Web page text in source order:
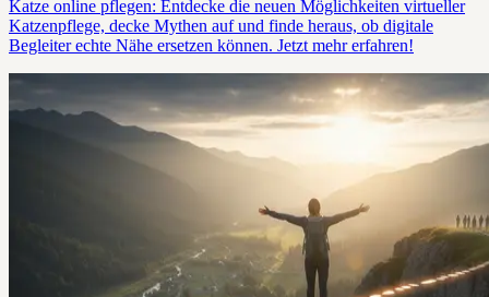
Katze online pflegen: Entdecke die neuen Möglichkeiten virtueller
Katzenpflege, decke Mythen auf und finde heraus, ob digitale
Begleiter echte Nähe ersetzen können. Jetzt mehr erfahren!